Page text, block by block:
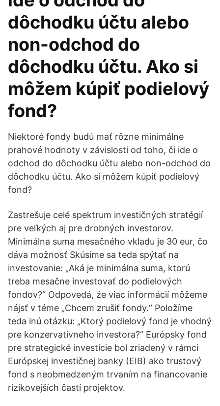
dôchodku účtu alebo
non-odchod do
dôchodku účtu. Ako si
môžem kúpiť podielový
fond?
Niektoré fondy budú mať rôzne minimálne
prahové hodnoty v závislosti od toho, či ide o
odchod do dôchodku účtu alebo non-odchod do
dôchodku účtu. Ako si môžem kúpiť podielový
fond?
Zastrešuje celé spektrum investičných stratégií
pre veľkých aj pre drobných investorov.
Minimálna suma mesačného vkladu je 30 eur, čo
dáva možnosť Skúsime sa teda spýtať na
investovanie: „Aká je minimálna suma, ktorú
treba mesačne investovať do podielových
fondov?“ Odpovedá, že viac informácií môžeme
nájsť v téme „Chcem zrušiť fondy.“ Položíme
teda inú otázku: „Ktorý podielový fond je vhodný
pre konzervatívneho investora?“ Európsky fond
pre strategické investície bol zriadený v rámci
Európskej investičnej banky (EIB) ako trustový
fond s neobmedzeným trvaním na financovanie
rizikovejších častí projektov.